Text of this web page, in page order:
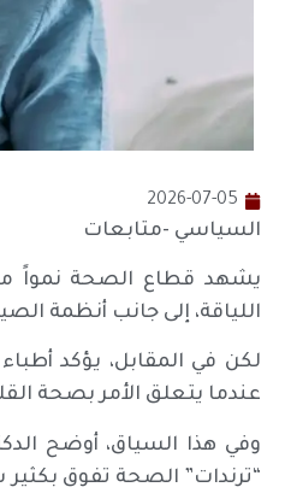
2026-07-05
السياسي -متابعات
يشهد قطاع الصحة نمواً
اللياقة، إلى جانب أنظمة
لكن في المقابل، يؤكد
عندما يتعلق الأمر بصحة
وفي هذا السياق، أوضح
“ترندات” الصحة تفوق